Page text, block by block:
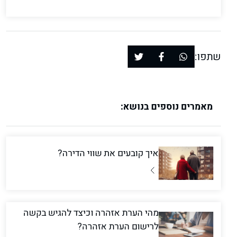
שתפו:
מאמרים נוספים בנושא:
איך קובעים את שווי הדירה?
מהי הערת אזהרה וכיצד להגיש בקשה
לרישום הערת אזהרה?